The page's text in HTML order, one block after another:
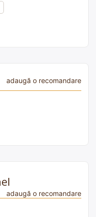
adaugă o recomandare
adaugă o recomandare